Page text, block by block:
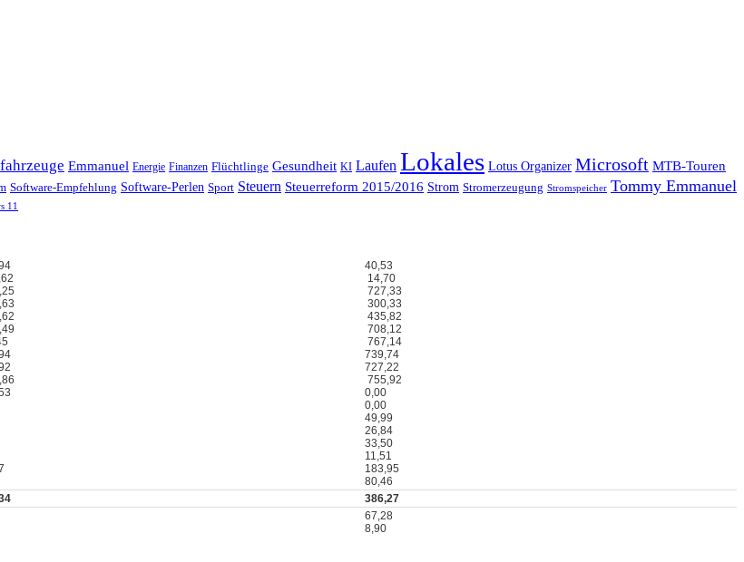
Emmanuel Energie Finanzen Flüchtlinge Gesundheit KI Laufen Lokales Lotus Organizer Microsoft MTB-Touren
Software-Empfehlung Software-Perlen Sport Steuern Steuerreform 2015/2016 Strom Stromerzeugung Stromspeicher Tommy Emmanuel
11
40,53
14,70
727,33
300,33
435,82
708,12
767,14
739,74
727,22
755,92
0,00
0,00
49,99
26,84
33,50
11,51
183,95
80,46
386,27
67,28
8,90